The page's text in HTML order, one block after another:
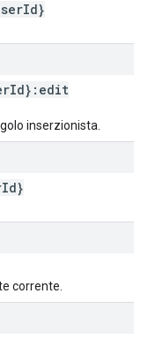
Id}
Id}:edit
inserzionista.
Id}
corrente.